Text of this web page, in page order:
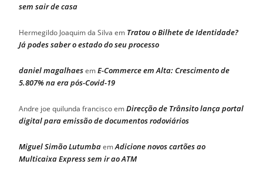
sem sair de casa
Hermegildo Joaquim da Silva em Tratou o Bilhete de Identidade?
Já podes saber o estado do seu processo
daniel magalhaesemE-Commerce em Alta: Crescimento de
5.807% na era pós-Covid-19
Andre joe quilunda franciscoemDirecção de Trânsito lança portal
digital para emissão de documentos rodoviários
Miguel Simão LutumbaemAdicione novos cartões ao
Multicaixa Express sem ir ao ATM